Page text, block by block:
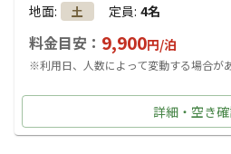
地面: 土 定員: 4名
料金目安： 9,900円/泊
※利用日、人数によって変動する場合があ
詳細・空き